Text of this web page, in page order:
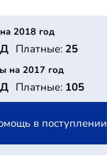
2018 год
Платные: 25
на 2017 год
Платные: 105
в поступлении